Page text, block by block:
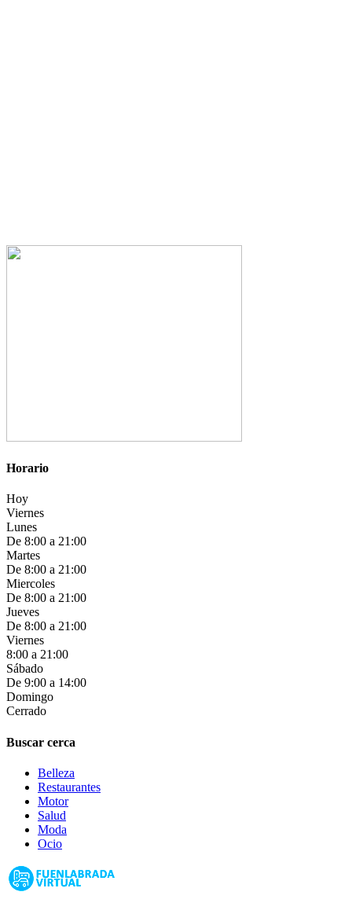
Horario
Hoy
Viernes
Lunes
De 8:00 a 21:00
Martes
De 8:00 a 21:00
Miercoles
De 8:00 a 21:00
Jueves
De 8:00 a 21:00
Viernes
8:00 a 21:00
Sábado
De 9:00 a 14:00
Domingo
Cerrado
Buscar cerca
Belleza
Restaurantes
Motor
Salud
Moda
Ocio